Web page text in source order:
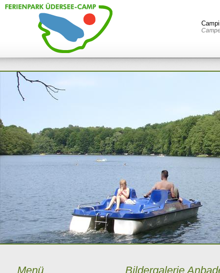
Menü Bildergalerie